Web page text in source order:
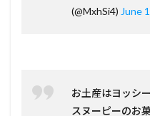
(@MxhSi4) June
お土産はヨッシ
スヌーピーのお